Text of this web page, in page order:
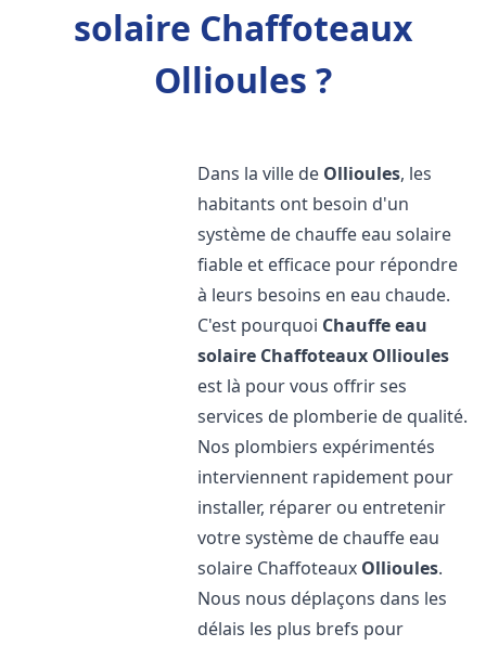
solaire Chaffoteaux
Ollioules ?
Dans la ville de Ollioules, les
habitants ont besoin d'un
système de chauffe eau solaire
fiable et efficace pour répondre
à leurs besoins en eau chaude.
C'est pourquoi Chauffe eau
solaire Chaffoteaux Ollioules
est là pour vous offrir ses
services de plomberie de qualité.
Nos plombiers expérimentés
interviennent rapidement pour
installer, réparer ou entretenir
votre système de chauffe eau
solaire Chaffoteaux Ollioules.
Nous nous déplaçons dans les
délais les plus brefs pour